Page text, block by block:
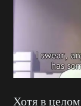
Хотя в